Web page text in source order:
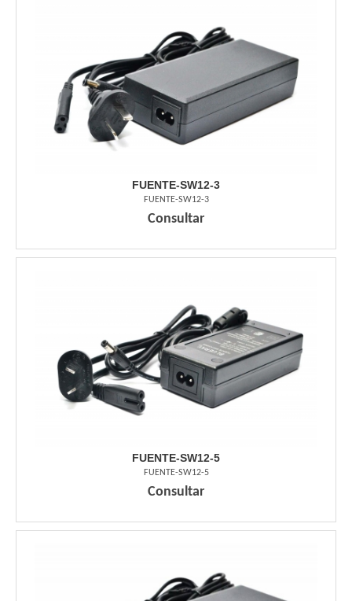
FUENTE-SW12-3
FUENTE-SW12-3
Consultar
FUENTE-SW12-5
FUENTE-SW12-5
Consultar